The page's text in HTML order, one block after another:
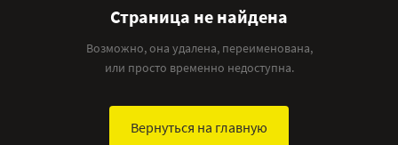
Страница не найдена
Возможно, она удалена, переименована,
или просто временно недоступна.
Вернуться на главную